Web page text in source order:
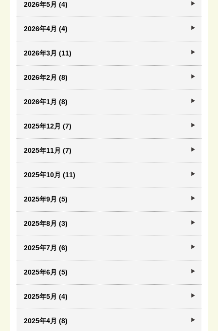
2026年5月 (4)
2026年4月 (4)
2026年3月 (11)
2026年2月 (8)
2026年1月 (8)
2025年12月 (7)
2025年11月 (7)
2025年10月 (11)
2025年9月 (5)
2025年8月 (3)
2025年7月 (6)
2025年6月 (5)
2025年5月 (4)
2025年4月 (8)